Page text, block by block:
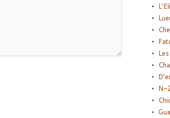
N-